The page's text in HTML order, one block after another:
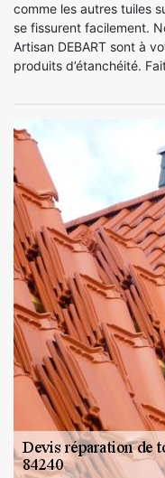
comme les autres tuiles
se fissurent facilement.
Artisan DEBART sont à
produits d’étanchéité.